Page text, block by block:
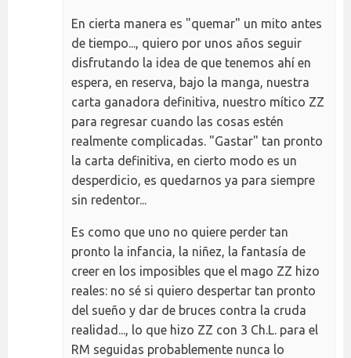
En cierta manera es "quemar" un mito antes
de tiempo..., quiero por unos años seguir
disfrutando la idea de que tenemos ahí en
espera, en reserva, bajo la manga, nuestra
carta ganadora definitiva, nuestro mítico ZZ
para regresar cuando las cosas estén
realmente complicadas. "Gastar" tan pronto
la carta definitiva, en cierto modo es un
desperdicio, es quedarnos ya para siempre
sin redentor...
Es como que uno no quiere perder tan
pronto la infancia, la niñez, la fantasía de
creer en los imposibles que el mago ZZ hizo
reales: no sé si quiero despertar tan pronto
del sueño y dar de bruces contra la cruda
realidad..., lo que hizo ZZ con 3 Ch.L. para el
RM seguidas probablemente nunca lo